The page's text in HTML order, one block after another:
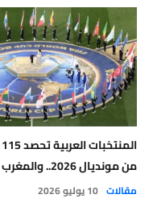
من مونديال 2026.. والمغرب يتصدر الإيرادات
مقالات 10 يوليو 2026